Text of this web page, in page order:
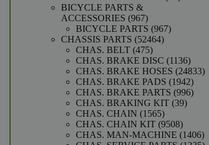
BICYCLE PARTS &
ACCESSORIES 967967
producten
BICYCLE PARTS 967967
CHASSIS PARTS 5246452464
CHAS. BELT 475475
producten
CHAS. BRAKE DISC 11361136
CHAS. BRAKE HOSES 24833
CHAS. BRAKE PADS 19421942
CHAS. BRAKE PARTS 996996
CHAS. BRAKING KIT 3939
CHAS. CHAIN 15651565
producten
CHAS. CHAIN KIT 95089508
CHAS. MAN-MACHINE 1406